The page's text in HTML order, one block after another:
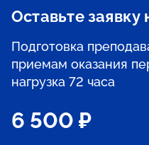
Оставьте заявку
Подготовка
приемам оказания
нагрузка 72 часа
6 500 ₽